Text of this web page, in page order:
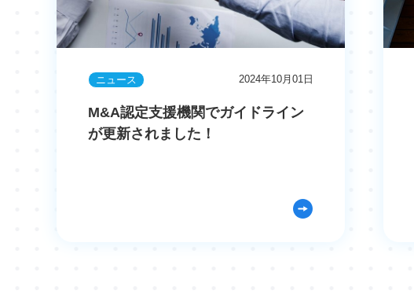
ニュース 2024年10月01日
M&A認定支援機関でガイドライン
が更新されました！